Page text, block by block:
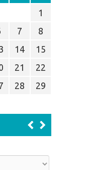
1
7
8
14
15
21
22
28
29